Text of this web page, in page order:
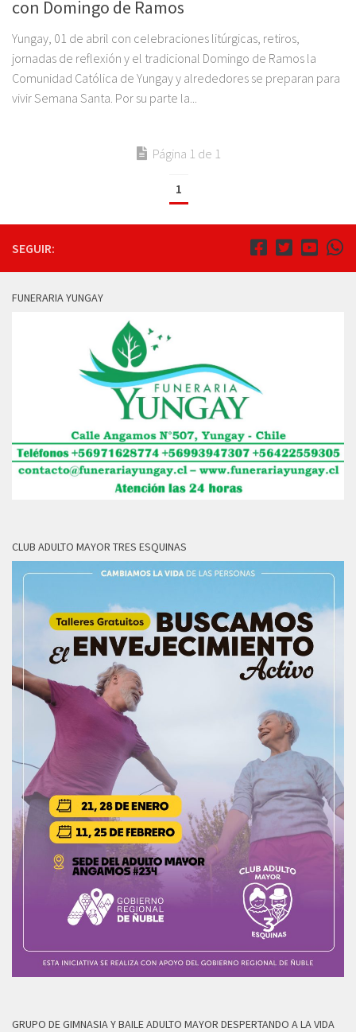
con Domingo de Ramos
Yungay, 01 de abril con celebraciones litúrgicas, retiros,
jornadas de reflexión y el tradicional Domingo de Ramos la
Comunidad Católica de Yungay y alrededores se preparan para
vivir Semana Santa. Por su parte la...
Página 1 de 1
1
SEGUIR:
FUNERARIA YUNGAY
CLUB ADULTO MAYOR TRES ESQUINAS
GRUPO DE GIMNASIA Y BAILE ADULTO MAYOR DESPERTANDO A LA VIDA